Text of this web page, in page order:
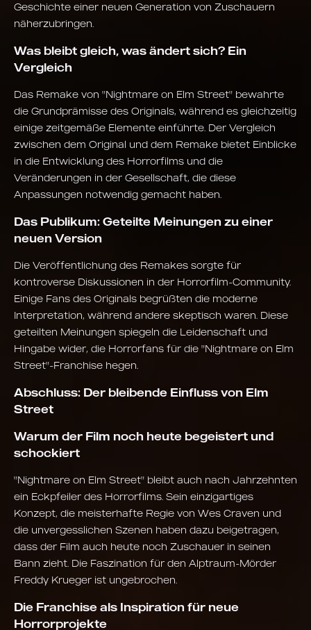
Geschichte einer neuen Generation von Zuschauern
näherzubringen.
Was bleibt gleich, was ändert sich? Ein
Vergleich
Das Remake von "Nightmare on Elm Street" bewahrte
die Grundprämisse des Originals, während es gleichzeitig
einige zeitgemäße Elemente einführte. Der Vergleich
zwischen dem Original und dem Remake bietet Einblicke
in die Entwicklung des Horrorfilms und die
Veränderungen in der Gesellschaft, die diese
Anpassungen notwendig gemacht haben.
Das Publikum: Geteilte Meinungen zu einer
neuen Version
Die Veröffentlichung des Remakes sorgte für
kontroverse Diskussionen in der Horrorfilm-Community.
Einige Fans des Originals begrüßten die moderne
Interpretation, während andere skeptisch waren. Diese
geteilten Meinungen spiegeln die Leidenschaft und
Hingabe wider, die Horrorfans für die "Nightmare on Elm
Street"-Franchise hegen.
Abschluss: Der bleibende Einfluss von Elm
Street
Warum der Film noch heute begeistert und
schockiert
"Nightmare on Elm Street" bleibt auch nach Jahrzehnten
ein Eckpfeiler des Horrorfilms. Sein einzigartiges
Konzept, die meisterhafte Regie von Wes Craven und
die unvergesslichen Szenen haben dazu beigetragen,
dass der Film auch heute noch Zuschauer in seinen
Bann zieht. Die Faszination für den Alptraum-Mörder
Freddy Krueger ist ungebrochen.
Die Franchise als Inspiration für neue
Horrorprojekte